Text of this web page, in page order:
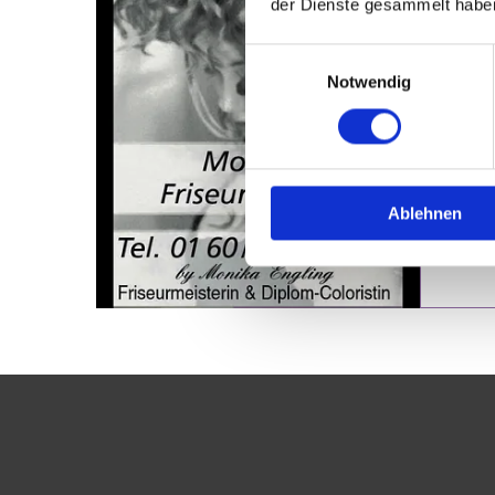
der Dienste gesammelt
Notwendig
Ablehnen